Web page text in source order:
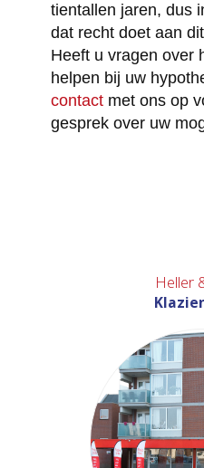
tientallen jaren, dus
dat recht doet aan
Heeft u vragen over
helpen bij uw
contactmet ons op
gesprek over uw
Heller